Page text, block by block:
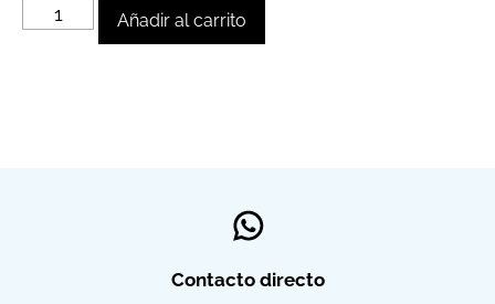
Añadir al carrito
Contacto directo